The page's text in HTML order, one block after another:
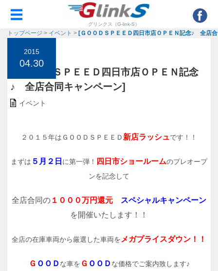
グリンクス（G-link-S）
トップページ > イベント > [ＧＯＯＤＳＰＥＥＤ四日市店ＯＰＥＮ記念♪ 全店合
2015
04.30
[ＧＯＯＤＳＰＥＥＤ四日市店ＯＰＥＮ記念
♪ 全店合同キャンペーン]
イベント
２０１５年はＧＯＯＤＳＰＥＥＤ 新店ラッシュです！！
まずは ５月２日 に第一弾！ 四日市ショールームのプレオープ
ンを記念して
全店合同の １０００万円還元
スペシャルキャンペーン
を開催いたします！！
全店の在庫車両から厳選した車両を メガプライスダウン！！
Ｇ ＯＯＤ な車を Ｇ ＯＯＤ な価格でご案内致します♪